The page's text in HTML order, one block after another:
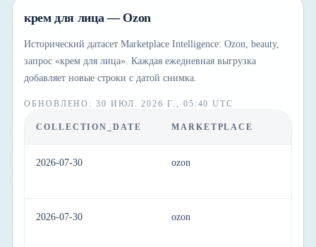
крем для лица — Ozon
Исторический датасет Marketplace Intelligence: Ozon, beauty,
запрос «крем для лица». Каждая ежедневная выгрузка
добавляет новые строки с датой снимка.
ОБНОВЛЕНО :30 ИЮЛ. 2026 Г., 05:40 UTC
COLLECTION_DATE MARKETPLACE
2026-07-30 ozon
2026-07-30 ozon